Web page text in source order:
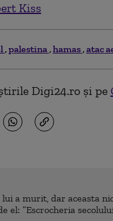
Kiss
palestina hamas atac
Digi24.ro și pe